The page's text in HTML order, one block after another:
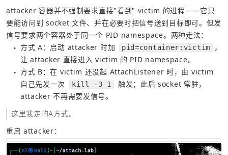
attacker 容器并不强制要求直接"看到" victim 的进程——它只
要能访问到 socket 文件、并在必要时把信号送到目标即可。但发
信号要求两个容器处于同一个 PID namespace。两种走法：
● 方式 A：启动 attacker 时加 pid=container:victim
，
让 attacker 直接进入 victim 的 PID namespace。
●
方式 B：在 victim 还没起 AttachListener 时，由 victim
自己先发一次
kill -3 1
触发；此后 socket 常驻，
attacker 不再需要发信号。
这里我走的A方式。
重启 attacker：